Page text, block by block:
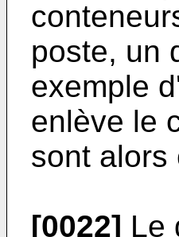
poste, un
exemple
enlève le
sont alors
[0022] Le